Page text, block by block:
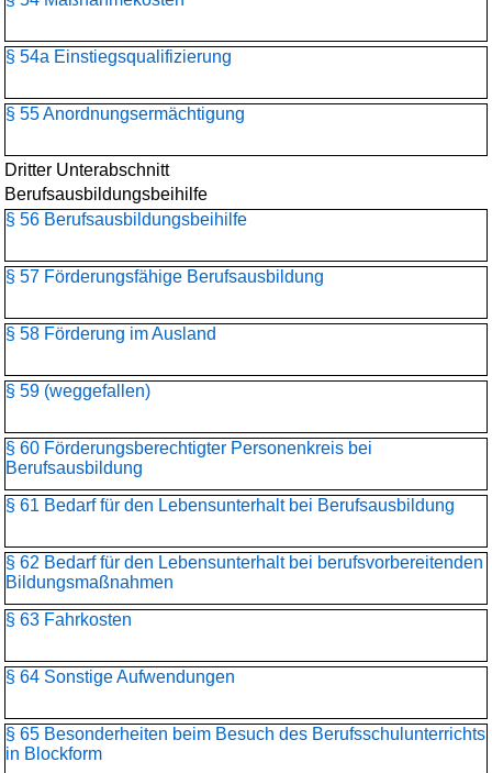
§ 54a Einstiegsqualifizierung
§ 55 Anordnungsermächtigung
Dritter Unterabschnitt
Berufsausbildungsbeihilfe
§ 56 Berufsausbildungsbeihilfe
§ 57 Förderungsfähige Berufsausbildung
§ 58 Förderung im Ausland
§ 59 (weggefallen)
§ 60 Förderungsberechtigter Personenkreis bei
Berufsausbildung
§ 61 Bedarf für den Lebensunterhalt bei Berufsausbildung
§ 62 Bedarf für den Lebensunterhalt bei berufsvorbereitenden
Bildungsmaßnahmen
§ 63 Fahrkosten
§ 64 Sonstige Aufwendungen
§ 65 Besonderheiten beim Besuch des Berufsschulunterrichts
in Blockform